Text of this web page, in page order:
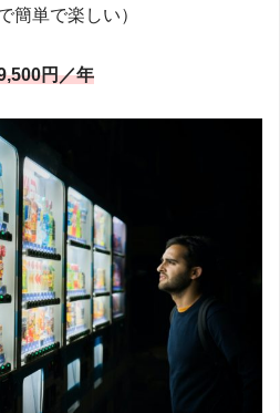
簡単で楽しい）
円／年